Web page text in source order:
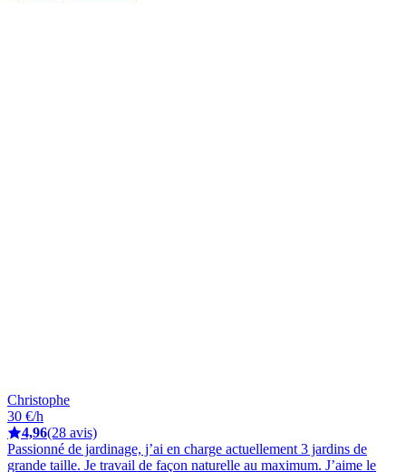
Christophe
30 €/h
4,96(28 avis)
Passionné de jardinage, j’ai en charge actuellement 3 jardins de
grande taille. Je travail de façon naturelle au maximum. J’aime le